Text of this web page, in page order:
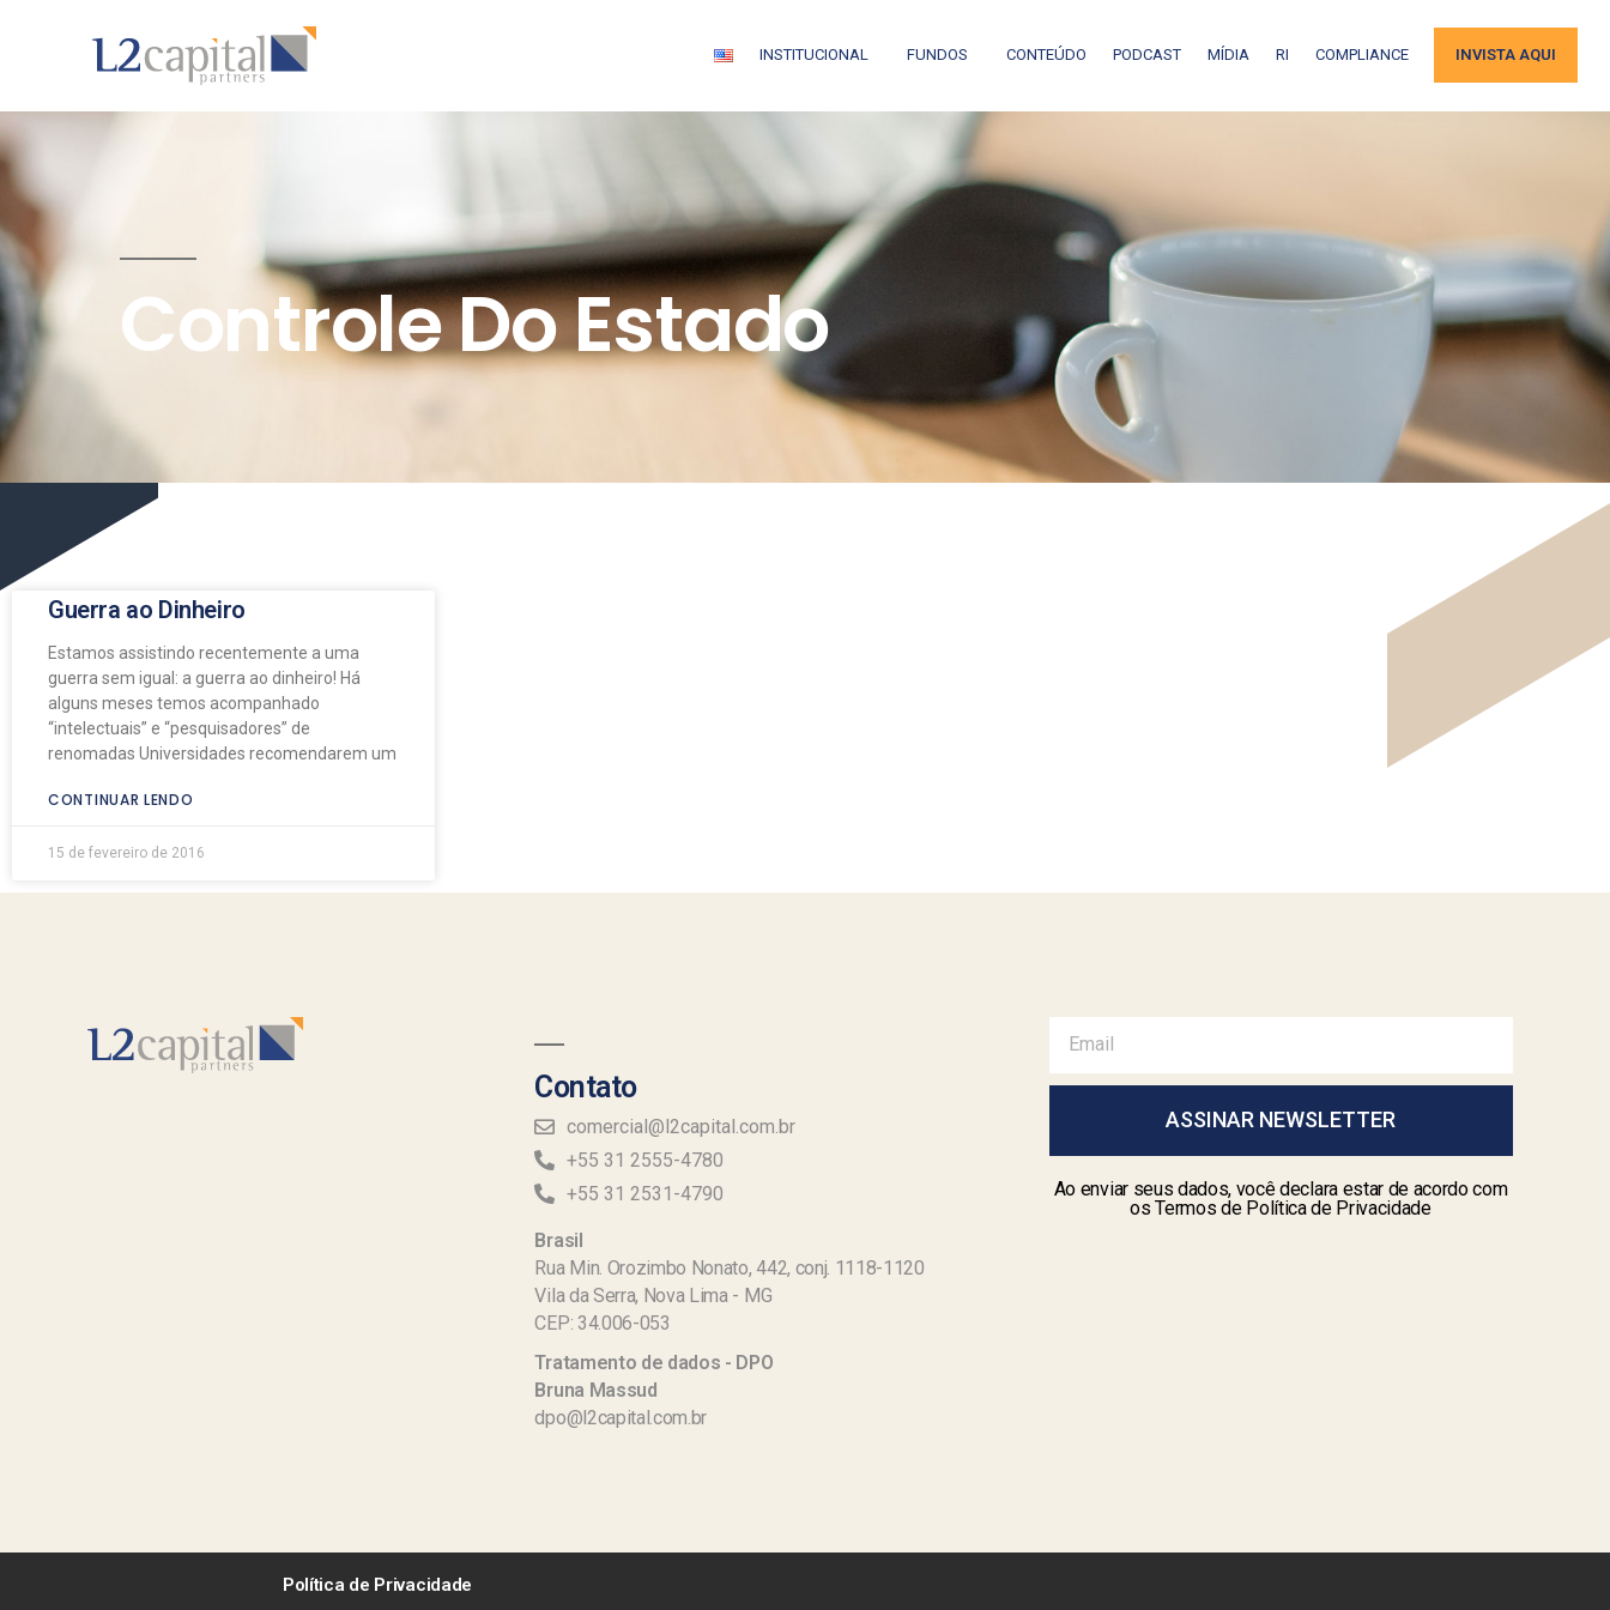
INSTITUCIONAL FUNDOS CONTEÚDO PODCAST MÍDIA RI COMPLIANCE INVISTA AQUI
Controle Do Estado
Guerra ao Dinheiro
Estamos assistindo recentemente a uma
guerra sem igual: a guerra ao dinheiro! Há
alguns meses temos acompanhado
“intelectuais” e “pesquisadores” de
renomadas Universidades recomendarem um
CONTINUAR LENDO
15 de fevereiro de 2016
Contato
comercial@l2capital.com.br
+55 31 2555-4780
+55 31 2531-4790
Brasil
Rua Min. Orozimbo Nonato, 442, conj. 1118-1120
Vila da Serra, Nova Lima - MG
CEP: 34.006-053
Tratamento de dados - DPO
Bruna Massud
dpo@l2capital.com.br
ASSINAR NEWSLETTER
Ao enviar seus dados, você declara estar de acordo com
os Termos de Política de Privacidade
Política de Privacidade